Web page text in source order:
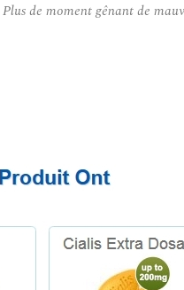
de moment gênant de